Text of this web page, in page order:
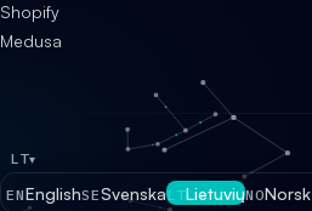
Shopify
Medusa
LT▾
ENEnglishSESvenskaLTLietuviųNONorsk